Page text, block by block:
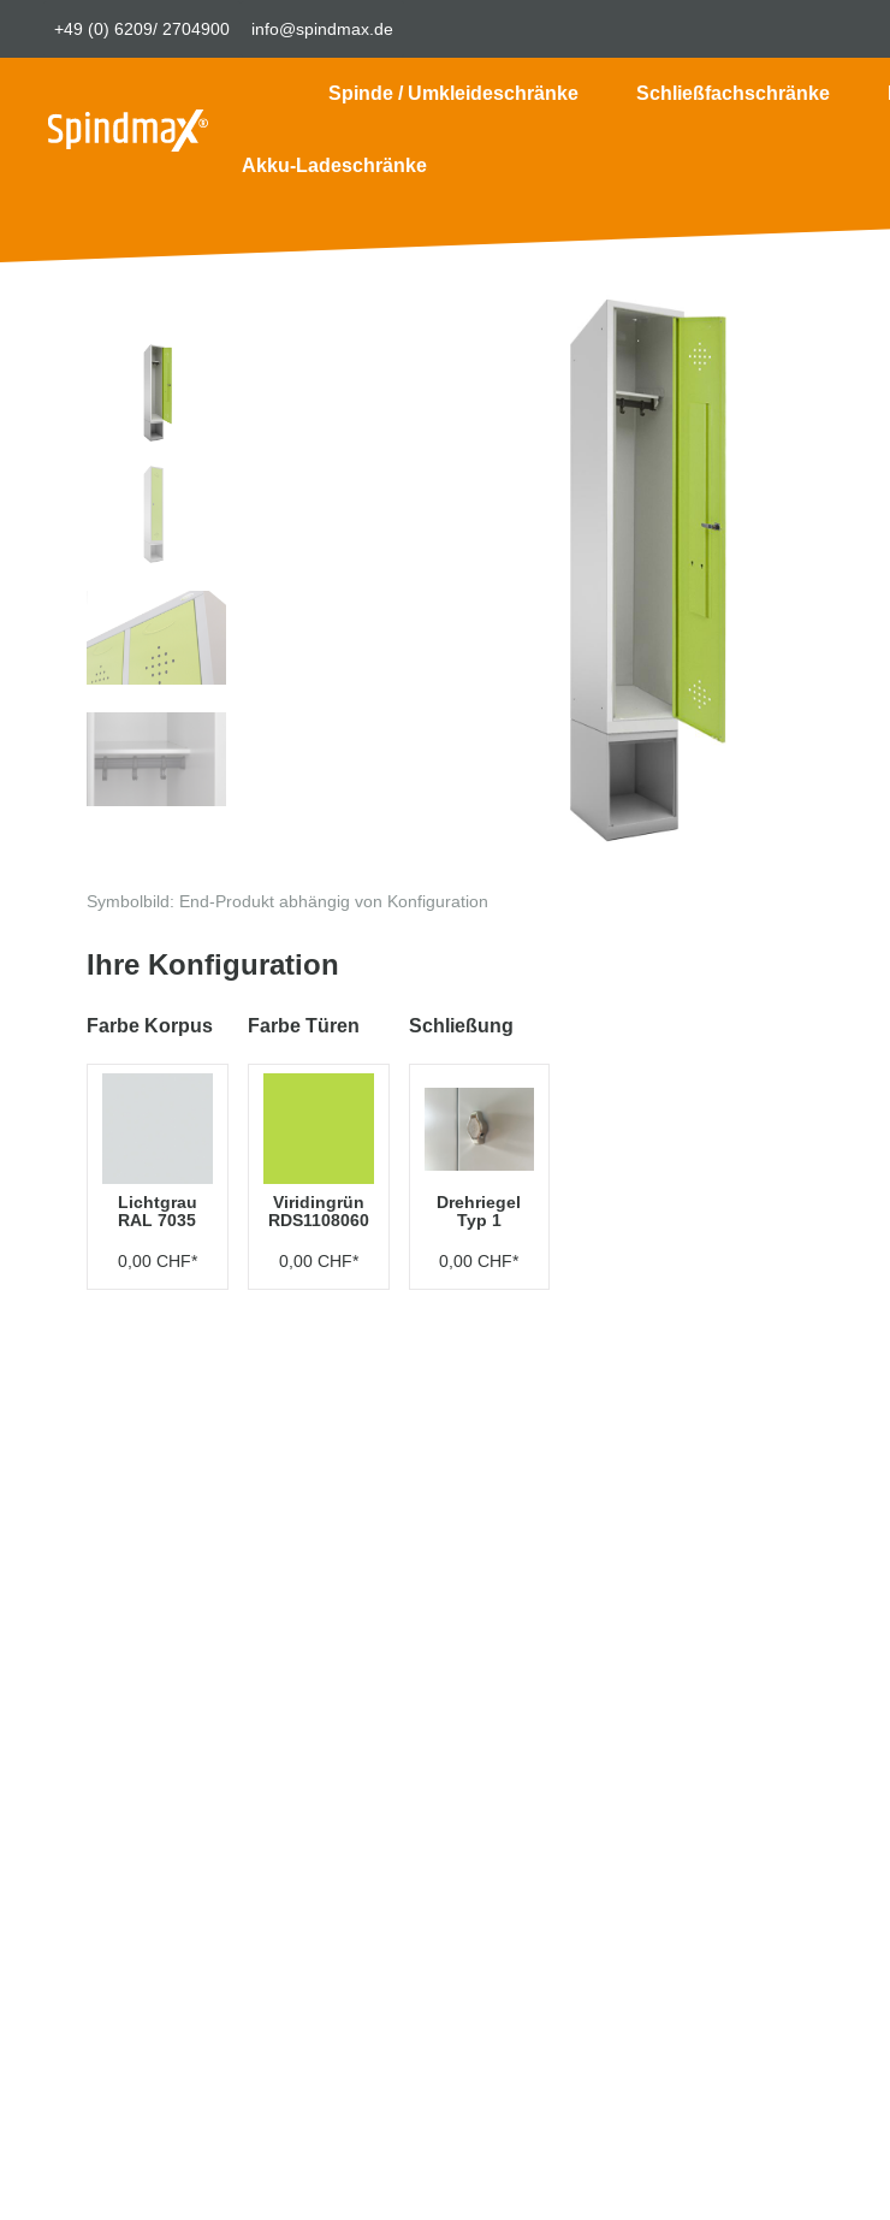
+49 (0) 6209/ 2704900 info@spindmax.de
Spinde / Umkleideschränke Schließfachschränke
Akku-Ladeschränke
Symbolbild: End-Produkt abhängig von Konfiguration
Ihre Konfiguration
Farbe Korpus
Lichtgrau
RAL 7035
0,00 CHF*
Farbe Türen
Viridingrün
RDS1108060
0,00 CHF*
Schließung
Drehriegel
Typ 1
0,00 CHF*